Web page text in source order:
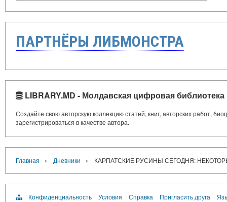
ПАРТНЁРЫ ЛИБМОНСТРА
LIBRARY.MD - Молдавская цифровая библиотека
Создайте свою авторскую коллекцию статей, книг, авторских работ,
зарегистрироваться в качестве автора.
Главная › Дневники › КАРПАТСКИЕ РУСИНЫ СЕГОДНЯ:
Конфиденциальность Условия Справка Пригласить друга